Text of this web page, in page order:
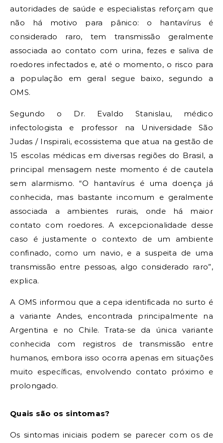
autoridades de saúde e especialistas reforçam que
não há motivo para pânico: o hantavírus é
considerado raro, tem transmissão geralmente
associada ao contato com urina, fezes e saliva de
roedores infectados e, até o momento, o risco para
a população em geral segue baixo, segundo a
OMS.
Segundo o Dr. Evaldo Stanislau, médico
infectologista e professor na Universidade São
Judas / Inspirali, ecossistema que atua na gestão de
15 escolas médicas em diversas regiões do Brasil, a
principal mensagem neste momento é de cautela
sem alarmismo. “O hantavírus é uma doença já
conhecida, mas bastante incomum e geralmente
associada a ambientes rurais, onde há maior
contato com roedores. A excepcionalidade desse
caso é justamente o contexto de um ambiente
confinado, como um navio, e a suspeita de uma
transmissão entre pessoas, algo considerado raro”,
explica.
A OMS informou que a cepa identificada no surto é
a variante Andes, encontrada principalmente na
Argentina e no Chile. Trata-se da única variante
conhecida com registros de transmissão entre
humanos, embora isso ocorra apenas em situações
muito específicas, envolvendo contato próximo e
prolongado.
Quais são os sintomas?
Os sintomas iniciais podem se parecer com os de